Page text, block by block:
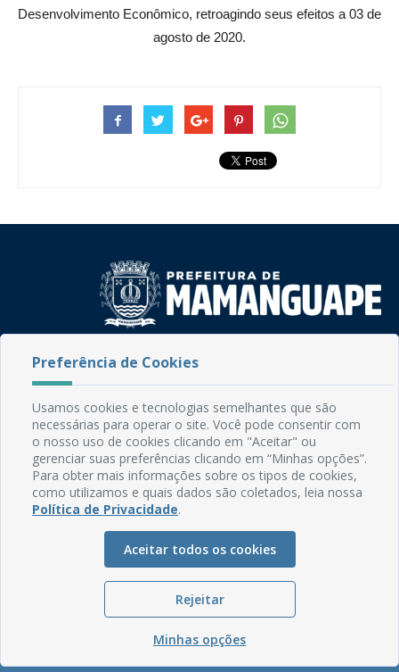
Desenvolvimento Econômico, retroagindo seus efeitos a 03 de
agosto de 2020.
Rua do Imperador, 78, Centro
Email: comunicacao@mamanguape.pb.gov.br
Expediente: Segunda à Sexta, das 08h às 13h
Mapa do Site
Perguntas frequentes
Glossário
Ouvidoria
Serviços Internos
Política de Privacidade
Preferência de Cookies
Usamos cookies e tecnologias semelhantes que são
necessárias para operar o site. Você pode consentir com
o nosso uso de cookies clicando em "Aceitar" ou
gerenciar suas preferências clicando em “Minhas opções”.
Para obter mais informações sobre os tipos de cookies,
como utilizamos e quais dados são coletados, leia nossa
Política de Privacidade.
Aceitar todos os cookies
Rejeitar
Minhas opções